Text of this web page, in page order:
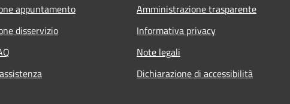
appuntamento
disservizio
Amministrazione trasparente
Informativa privacy
Note legali
Dichiarazione di accessibilità